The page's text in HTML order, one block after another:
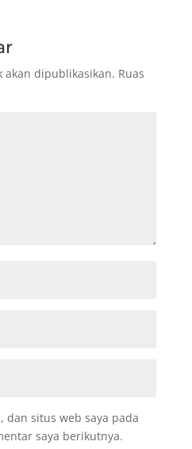
akan dipublikasikan. Ruas
dan situs web saya pada
saya berikutnya.